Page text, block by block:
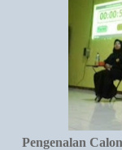
Pengenalan